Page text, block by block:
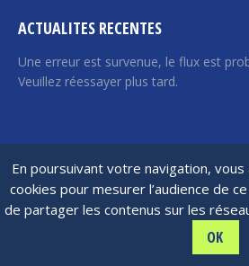
En poursuivant votre navigation, vous
cookies pour mesurer l’audience de
de partager les contenus sur les
OK
ACTUALITES RECENTES
Une erreur est survenue, le flux est
Veuillez réessayer plus tard.